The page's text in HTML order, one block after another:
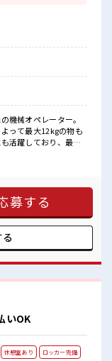
ょう！
機械オペレーター。
って最大12kgの物も
活躍しており、最大
イな職場です。【取
びに悩まずOK♪ ≪未
レンジするのは不安
す！ イチからスキル
！ ≪収入アップを目
雰囲気
♪ 職場にはロッカー
指せますよ！
募する
いOK
休憩室あり ロッカー完備